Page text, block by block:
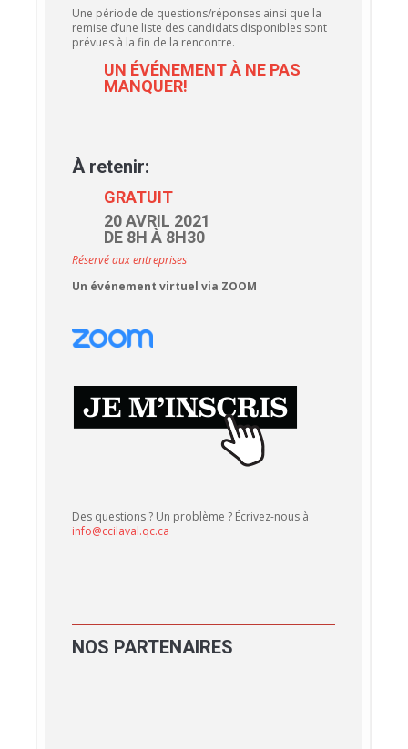
Une période de questions/réponses ainsi que la
remise d’une liste des candidats disponibles sont
prévues à la fin de la rencontre.
UN ÉVÉNEMENT À NE PAS
MANQUER!
À retenir:
GRATUIT
20 AVRIL 2021
DE 8H À 8H30
Réservé aux entreprises
Un événement virtuel via ZOOM
Des questions ? Un problème ? Écrivez-nous à
info@ccilaval.qc.ca
NOS PARTENAIRES